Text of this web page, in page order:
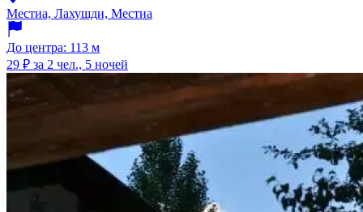
Местиа, Лахушди, Местиа
До центра: 113 м
29 ₽ за 2 чел., 5 ночей